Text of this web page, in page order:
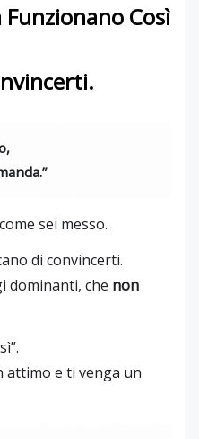
Così
sei messo.
di convincerti.
dominanti, che non
attimo e ti venga un